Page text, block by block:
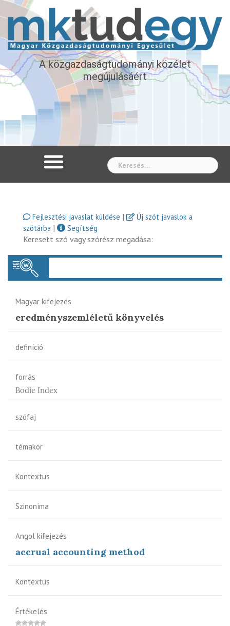
A közgazdaságtudományi közélet
megújulásáért
Fejlesztési javaslat küldése |
Új szót javaslok a
szótárba |
Segítség
Keresett szó vagy szórész megadása:
Magyar kifejezés
eredményszemléletű könyvelés
definíció
forrás
Bodie Index
szófaj
témakör
Kontextus
Szinoníma
Angol kifejezés
accrual accounting method
Kontextus
Értékelés